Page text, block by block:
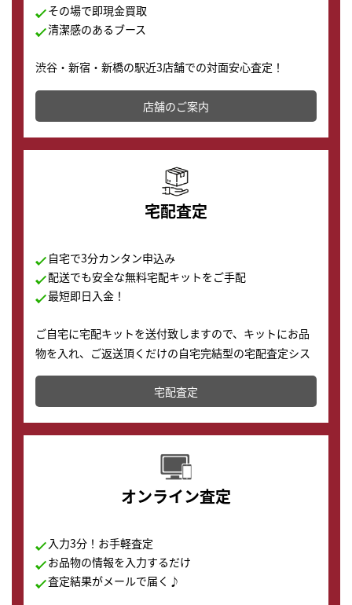
その場で即現金買取
清潔感のあるブース
渋谷・新宿・新橋の駅近3店舗での対面安心査定！
その場で現金買取致します。渋谷本店では、時計販売の
店舗を併設しており、下取りに出してお得に新しい時計
の購入もできます♪
店舗のご案内
宅配査定
自宅で3分カンタン申込み
配送でも安全な無料宅配キットをご手配
最短即日入金！
ご自宅に宅配キットを送付致しますので、キットにお品
物を入れ、ご返送頂くだけの自宅完結型の宅配査定シス
テムです。
配送でも簡単&安全に査定・買取に出すことが可能で
す。
宅配査定
オンライン査定
入力3分！お手軽査定
お品物の情報を入力するだけ
査定結果がメールで届く♪